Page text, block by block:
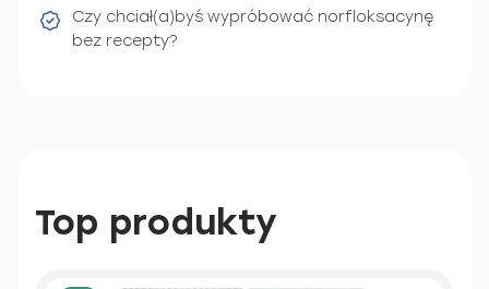
Czy chciał(a)byś wypróbować norfloksacynę
bez recepty?
Top produkty